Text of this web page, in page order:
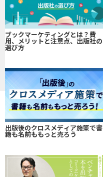
ブックマーケティングとは？費
用、メリットと注意点、出版社の
選び方
出版後のクロスメディア施策で書
籍も名前ももっと売ろう